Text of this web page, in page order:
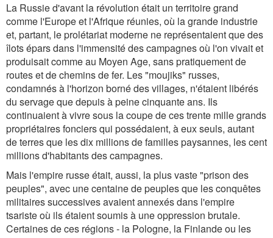
La Russie d'avant la révolution était un territoire grand
comme l'Europe et l'Afrique réunies, où la grande industrie
et, partant, le prolétariat moderne ne représentaient que des
îlots épars dans l'immensité des campagnes où l'on vivait et
produisait comme au Moyen Age, sans pratiquement de
routes et de chemins de fer. Les "moujiks" russes,
condamnés à l'horizon borné des villages, n'étaient libérés
du servage que depuis à peine cinquante ans. Ils
continuaient à vivre sous la coupe de ces trente mille grands
propriétaires fonciers qui possédaient, à eux seuls, autant
de terres que les dix millions de familles paysannes, les cent
millions d'habitants des campagnes.
Mais l'empire russe était, aussi, la plus vaste "prison des
peuples", avec une centaine de peuples que les conquêtes
militaires successives avaient annexés dans l'empire
tsariste où ils étaient soumis à une oppression brutale.
Certaines de ces régions - la Pologne, la Finlande ou les